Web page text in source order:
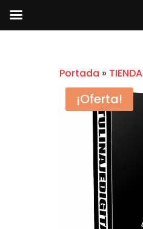
Portada » TIENDA
¡Oferta!